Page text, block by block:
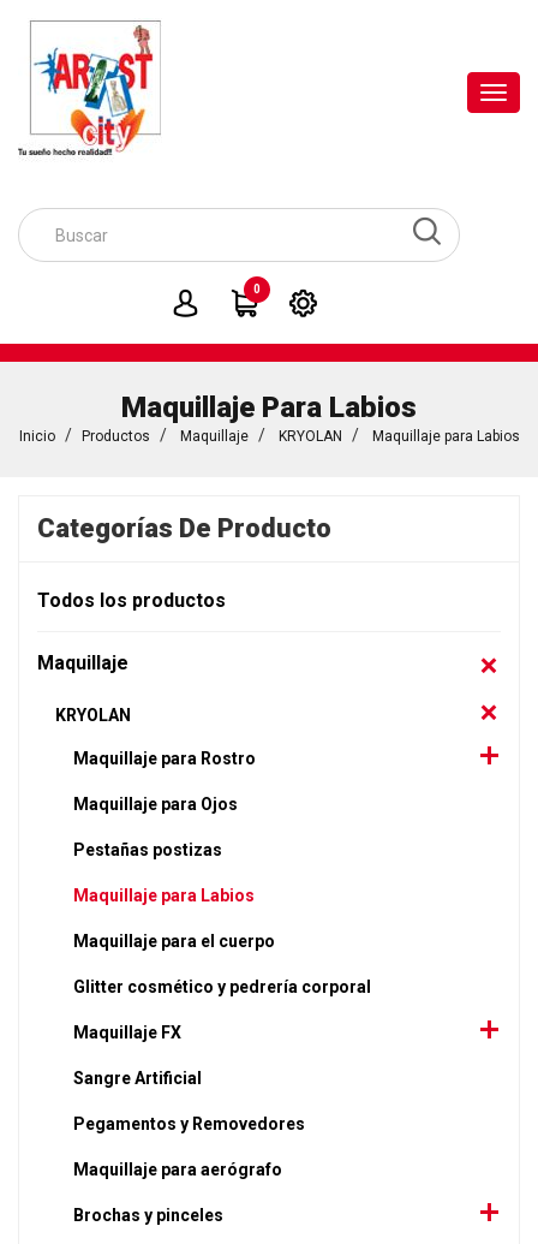
0
Maquillaje Para Labios
Inicio Productos Maquillaje KRYOLAN Maquillaje para Labios
Categorías De Producto
Todos los productos
Maquillaje
KRYOLAN
Maquillaje para Rostro
Maquillaje para Ojos
Pestañas postizas
Maquillaje para Labios
Maquillaje para el cuerpo
Glitter cosmético y pedrería corporal
Maquillaje FX
Sangre Artificial
Pegamentos y Removedores
Maquillaje para aerógrafo
Brochas y pinceles